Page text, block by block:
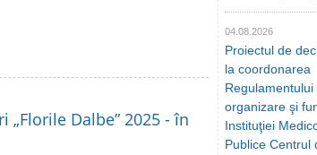
Dalbe” 2025 - în
04.08.2026
Proiectul de
la coordonarea
Regulamentului
organizare şi
Instituţiei
Publice Centrul